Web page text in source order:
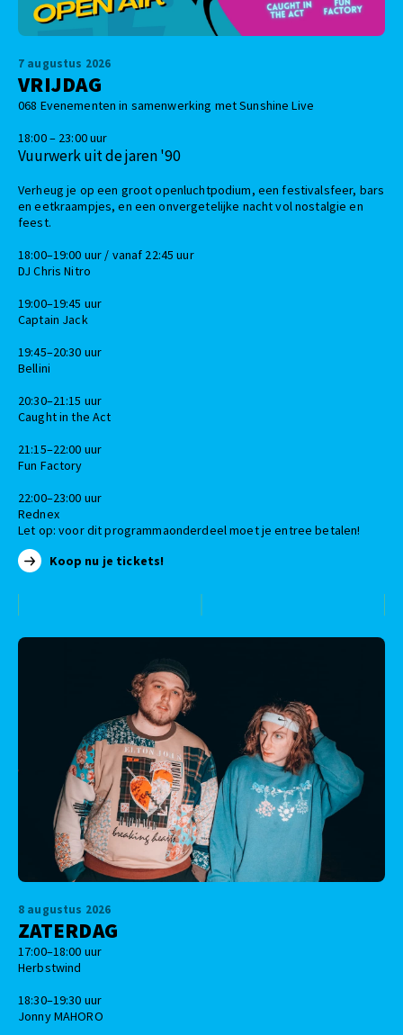
7 augustus 2026
VRIJDAG
068 Evenementen in samenwerking met Sunshine Live
18:00 – 23:00 uur
Vuurwerk uit de jaren '90
Verheug je op een groot openluchtpodium, een festivalsfeer, bars
en eetkraampjes, en een onvergetelijke nacht vol nostalgie en
feest.
18:00–19:00 uur / vanaf 22:45 uur
DJ Chris Nitro
19:00–19:45 uur
Captain Jack
19:45–20:30 uur
Bellini
20:30–21:15 uur
Caught in the Act
21:15–22:00 uur
Fun Factory
22:00–23:00 uur
Rednex
Let op: voor dit programmaonderdeel moet je entree betalen!
Koop nu je tickets!
8 augustus 2026
ZATERDAG
17:00–18:00 uur
Herbstwind
18:30–19:30 uur
Jonny MAHORO